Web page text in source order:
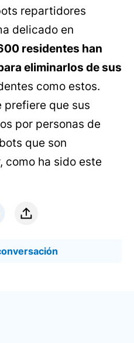
repartidores
delicado en
residentes han
eliminarlos de sus
como estos.
prefiere que sus
por personas de
que son
como ha sido este